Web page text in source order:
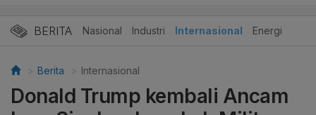
BERITA Nasional Industri Internasional Energi
Berita Internasional
Donald Trump kembali Ancam